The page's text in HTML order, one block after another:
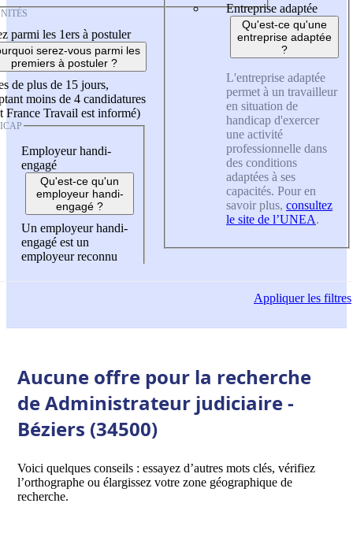
parmi les 1ers à postuler
serez-vous parmi les
premiers à postuler ?
de plus de 15 jours,
moins de 4 candidatures
France Travail est informé)
Employeur handi-
engagé
Qu'est-ce qu'un
employeur handi-
engagé ?
Un employeur handi-
engagé est un
employeur reconnu
Entreprise adaptée
Qu'est-ce qu'une
entreprise adaptée
?
L'entreprise adaptée
permet à un travailleur
en situation de
handicap d'exercer
une activité
professionnelle dans
des conditions
adaptées à ses
capacités. Pour en
savoir plus, consultez
le site de l’UNEA.
Appliquerles filtres
Aucune offre pour la recherche
de Administrateur judiciaire -
Béziers (34500)
Voici quelques conseils : essayez d’autres mots clés, vérifiez
l’orthographe ou élargissez votre zone géographique de
recherche.